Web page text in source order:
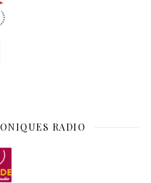
RADIO